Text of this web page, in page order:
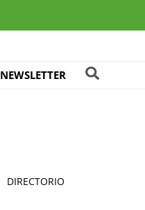
NEWSLETTER
DIRECTORIO